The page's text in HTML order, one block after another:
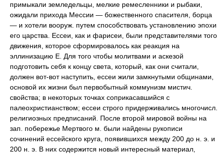
примыкали земледельцы, мелкие ремесленники и рыбаки,
ожидали прихода Мессии — божественного спасителя, борца
— и хотели вооруж. путем способствовать установлению эпохи
его царства. Ессеи, как и фарисеи, были представителями того
движения, которое сформировалось как реакция на
эллинизацию Е. Для того чтобы молитвами и аскезой
подготовить себя к концу света, который, как они считали,
должен вот-вот наступить, ессеи жили замкнутыми общинами,
основой их жизни был первобытный коммунизм мистич.
свойства; в некоторых точках соприкасавшийся с
палеохристианством; ессеи строго придерживались многочисл.
религиозных предписаний. После второй мировой войны на
зап. побережье Мертвого м. были найдены рукописи
сочинений ессейского круга, появившихся между 200 до н. э. и
200 н. э. В них содержится новый интересный материал,